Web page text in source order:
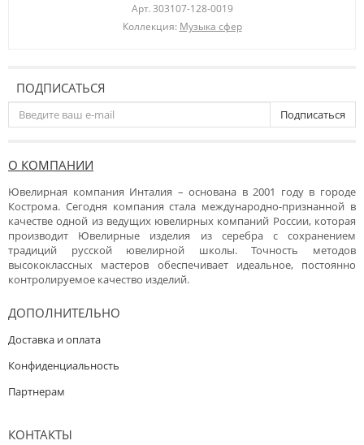
Арт. 303107-128-0019
Коллекция: Музыка сфер
ПОДПИСАТЬСЯ
Подписаться
О КОМПАНИИ
Ювелирная компания Инталия – основана в 2001 году в городе
Кострома. Сегодня компания стала международно-признанной в
качестве одной из ведущих ювелирных компаний России, которая
производит Ювелирные изделия из серебра с сохранением
традиций русской ювелирной школы. Точность методов
высококлассных мастеров обеспечивает идеальное, постоянно
контролируемое качество изделий.
ДОПОЛНИТЕЛЬНО
Доставка и оплата
Конфиденциальность
Партнерам
КОНТАКТЫ